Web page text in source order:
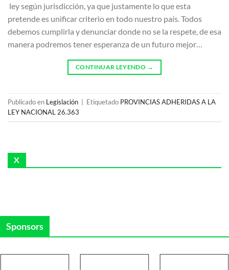
ley según jurisdicción, ya que justamente lo que esta
pretende es unificar criterio en todo nuestro país. Todos
debemos cumplirla y denunciar donde no se la respete, de esa
manera podremos tener esperanza de un futuro mejor…
CONTINUAR LEYENDO →
Publicado en Legislación Etiquetado PROVINCIAS ADHERIDAS A LA
LEY NACIONAL 26.363
X
Sponsors